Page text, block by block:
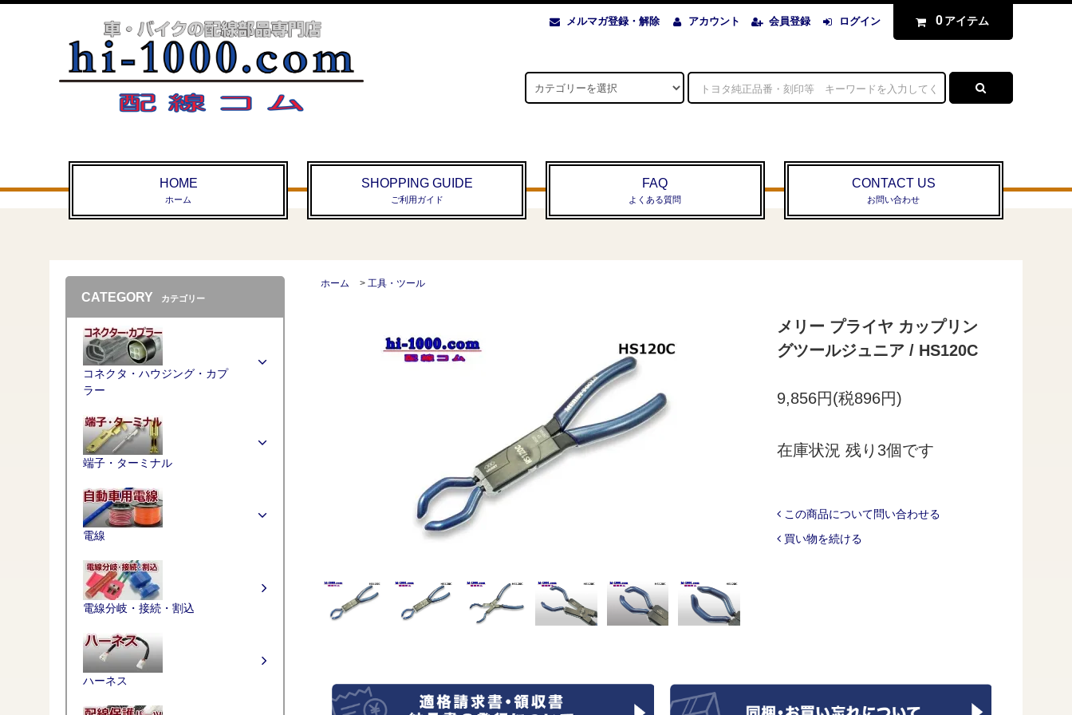
メルマガ登録・解除 アカウント 会員登録 ログイン 0 アイテム
HOME
ホーム
SHOPPING GUIDE
ご利用ガイド
FAQ
よくある質問
CONTACT US
お問い合わせ
ホーム > 工具・ツール
メリー プライヤ カップリン
グツールジュニア / HS120C
9,856円(税896円)
在庫状況 残り3個です
この商品について問い合わせる
買い物を続ける
CATEGORY カテゴリー
コネクタ・ハウジング・カプ
ラー
端子・ターミナル
電線
電線分岐・接続・割込
ハーネス